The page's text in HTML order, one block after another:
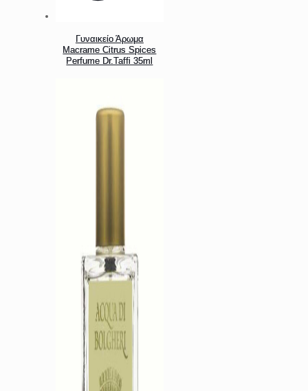
Γυναικείο Άρωμα
Macrame Citrus Spices
Perfume Dr.Taffi 35ml